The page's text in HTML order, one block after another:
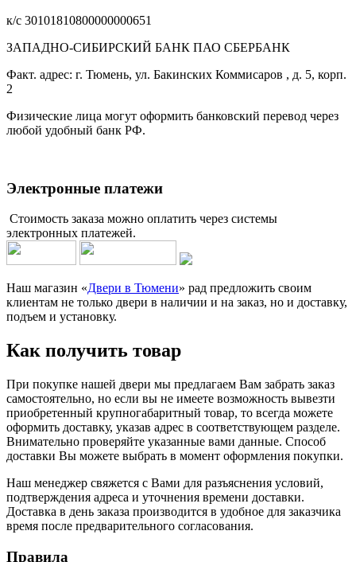
к/с 30101810800000000651
ЗАПАДНО-СИБИРСКИЙ БАНК ПАО СБЕРБАНК
Факт. адрес: г. Тюмень, ул. Бакинских Коммисаров , д. 5, корп.
2
Физические лица могут оформить банковский перевод через
любой удобный банк РФ.
Электронные платежи
Стоимость заказа можно оплатить через системы
электронных платежей.
Наш магазин «Двери в Тюмени» рад предложить своим
клиентам не только двери в наличии и на заказ, но и доставку,
подъем и установку.
Как получить товар
При покупке нашей двери мы предлагаем Вам забрать заказ
самостоятельно, но если вы не имеете возможность вывезти
приобретенный крупногабаритный товар, то всегда можете
оформить доставку, указав адрес в соответствующем разделе.
Внимательно проверяйте указанные вами данные. Способ
доставки Вы можете выбрать в момент оформления покупки.
Наш менеджер свяжется с Вами для разъяснения условий,
подтверждения адреса и уточнения времени доставки.
Доставка в день заказа производится в удобное для заказчика
время после предварительного согласования.
Правила